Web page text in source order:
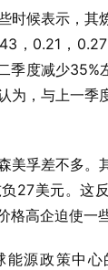
时候表示，其
，0.21，
季度减少35%
为，与上一季
美孚差不多。
27美元。这
格高企迫使一
能源政策中